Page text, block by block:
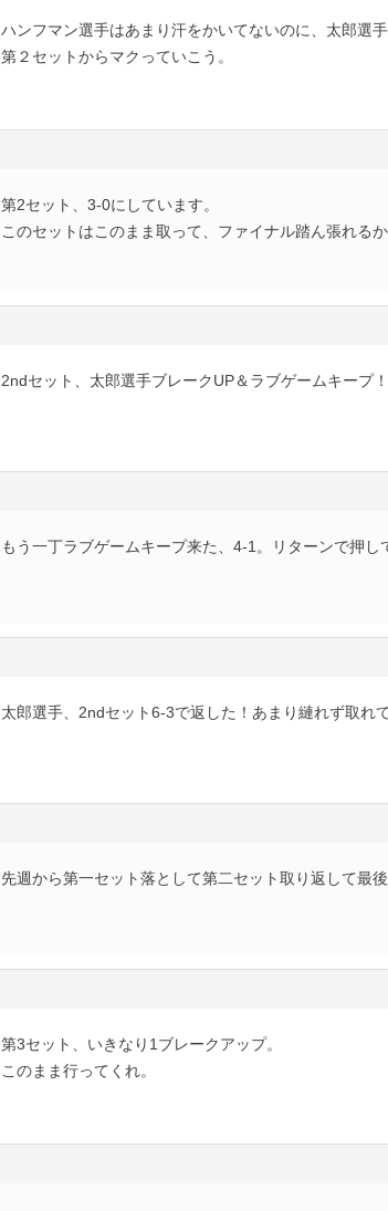
ハンフマン選手はあまり汗をかいてないのに、太郎選手
第２セットからマクっていこう。
第2セット、3-0にしています。
このセットはこのまま取って、ファイナル踏ん張れる
2ndセット、太郎選手ブレークUP＆ラブゲームキープ
もう一丁ラブゲームキープ来た、4-1。リターンで押し
太郎選手、2ndセット6-3で返した！あまり縺れず取れ
先週から第一セット落として第二セット取り返して最
第3セット、いきなり1ブレークアップ。
このまま行ってくれ。